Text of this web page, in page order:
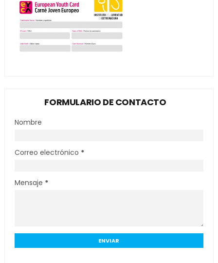
FORMULARIO DE CONTACTO
Nombre
Correo electrónico *
Mensaje *